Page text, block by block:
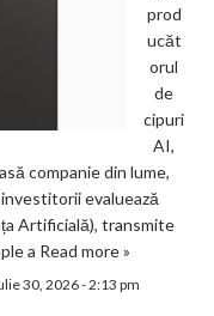
prod
ucăt
orul
de
cipuri
AI,
companie din lume,
evaluează
Artificială), transmite
a Read more »
30, 2026 - 2:13 pm